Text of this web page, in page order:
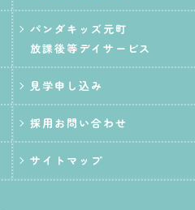
パンダキッズ元町
放課後等デイサービス
見学申し込み
採用お問い合わせ
サイトマップ